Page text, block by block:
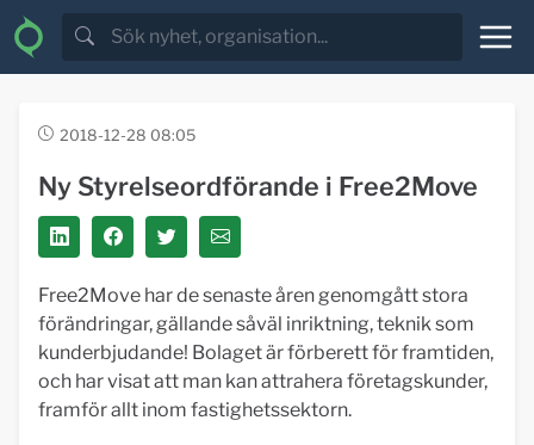
2018-12-28 08:05
Ny Styrelseordförande i Free2Move
Free2Move har de senaste åren genomgått stora
förändringar, gällande såväl inriktning, teknik som
kunderbjudande! Bolaget är förberett för framtiden,
och har visat att man kan attrahera företagskunder,
framför allt inom fastighetssektorn.